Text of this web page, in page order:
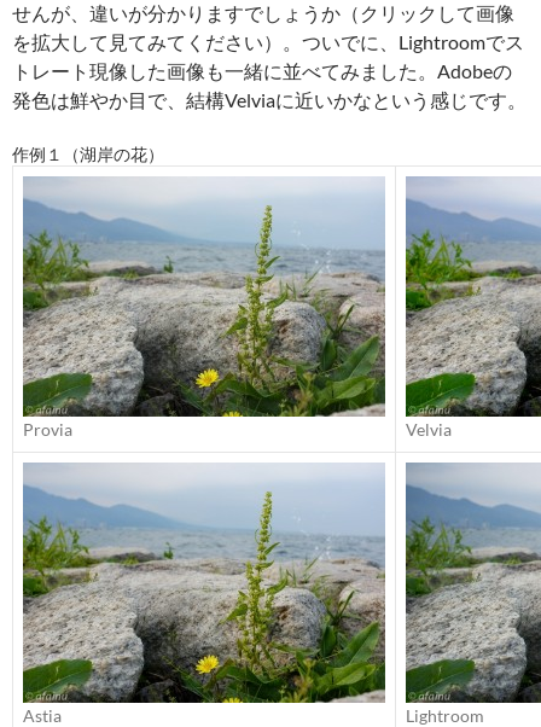
せんが、違いが分かりますでしょうか（クリックして画像
を拡大して見てみてください）。ついでに、Lightroomでス
トレート現像した画像も一緒に並べてみました。Adobeの
発色は鮮やか目で、結構Velviaに近いかなという感じです。
作例１（湖岸の花）
Provia Velvia
Astia Lightroom